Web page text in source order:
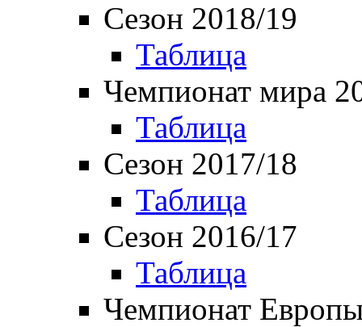
Сезон 2018/19
Таблица
Чемпионат мира
Таблица
Сезон 2017/18
Таблица
Сезон 2016/17
Таблица
Чемпионат